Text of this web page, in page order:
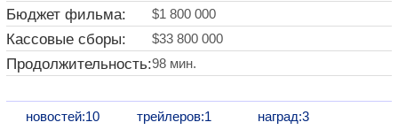
Бюджет фильма: $1 800 000
Кассовые сборы: $33 800 000
Продолжительность:98 мин.
новостей:10
трейлеров:1
наград:3